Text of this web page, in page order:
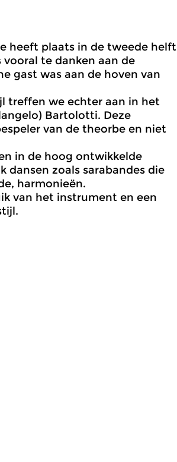
heeft plaats in de tweede helft
vooral te danken aan de
gast was aan de hoven van
treffen we echter aan in het
Bartolotti. Deze
van de theorbe en niet
in de hoog ontwikkelde
zoals sarabandes die
harmonieën.
van het instrument en een